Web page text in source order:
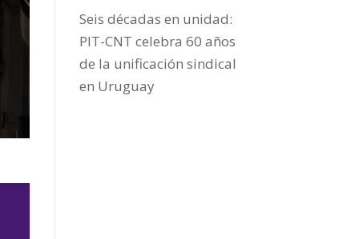
Seis décadas en unidad:
PIT-CNT celebra 60 años
de la unificación sindical
en Uruguay